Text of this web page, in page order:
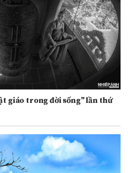
giáo trong đời sống" lần thứ